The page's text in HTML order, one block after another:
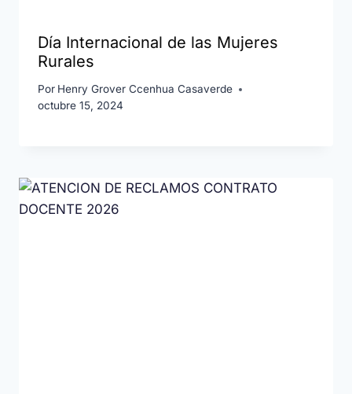
Día Internacional de las Mujeres
Rurales
Por Henry Grover Ccenhua Casaverde
octubre 15, 2024